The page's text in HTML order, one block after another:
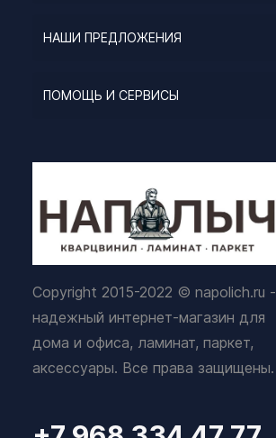
НАШИ ПРЕДЛОЖЕНИЯ
ПОМОЩЬ И СЕРВИСЫ
Copyright 2015-2022 © napolich.ru -
надежный интернет-магазин для
дома и офиса, ламинат, паркет,
аксессуары. Все права защищены.